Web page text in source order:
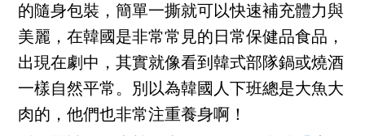
的隨身包裝，簡單一撕就可以快速補充體力與
美麗，在韓國是非常常見的日常保健品食品，
出現在劇中，其實就像看到韓式部隊鍋或燒酒
一樣自然平常。別以為韓國人下班總是大魚大
肉的，他們也非常注重養身啊！